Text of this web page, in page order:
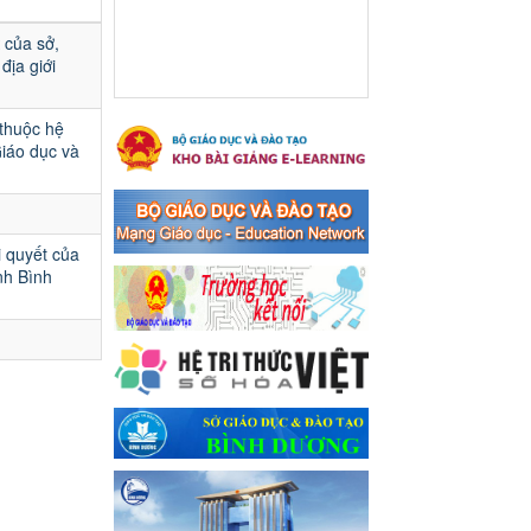
sở,
giới
hệ
dục và
quyết của
Bình
hoàn toàn miền năm -
thống nhất đất nước
(30/4/1975-30/4/2024) và
Quốc tế lao động 01/5
Thông báo về việc treo Quốc
kỳ và nghỉ lễ kỉ niệm 49 năm
ngày Giải phóng hoàn toàn
miền năm - thống nhất đất
nước (30/4/1975-30/4/2024)
và Quốc tế lao động 01/5
Ngày ban hành: 24/04/2024
Kế hoạch phổ biến. giáo
dục pháp luật năm 2024 của
ngành Giáo dục và Đào tạo
thị xã Bến Cát
Kế hoạch phổ biến. giáo dục